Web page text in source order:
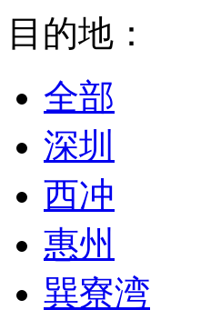
目的地：
全部
深圳
西冲
惠州
巽寮湾